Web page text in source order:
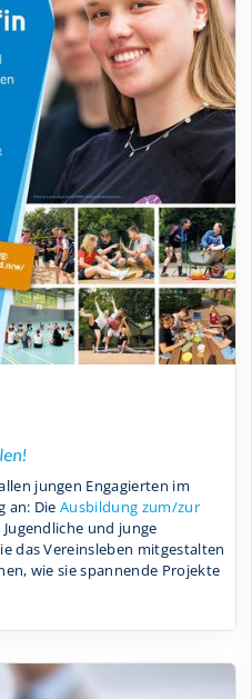
jungen Engagierten im
an: DieAusbildung zum/zur
und junge
das Vereinsleben mitgestalten
wie sie spannende Projekte